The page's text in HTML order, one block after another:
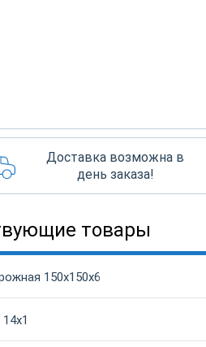
Доставка возможна в
день заказа!
товары
150х150х6